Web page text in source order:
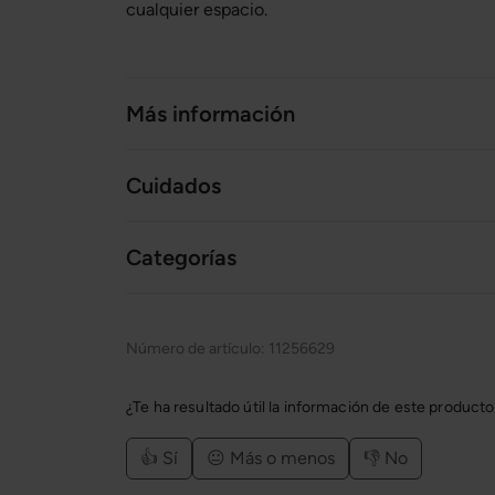
cualquier espacio.
Más información
Cuidados
Categorías
Número de artículo: 11256629
¿Te ha resultado útil la información de este
👍 Sí 😐 Más o menos 👎 No